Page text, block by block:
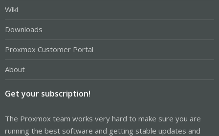
Wiki
Downloads
Proxmox Customer Portal
About
Get your subscription!
The Proxmox team works very hard to make sure you are
running the best software and getting stable updates and